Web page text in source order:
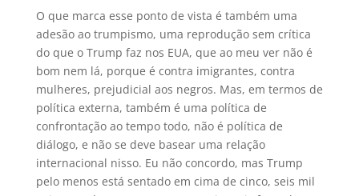
O que marca esse ponto de vista é também uma
adesão ao trumpismo, uma reprodução sem crítica
do que o Trump faz nos EUA, que ao meu ver não é
bom nem lá, porque é contra imigrantes, contra
mulheres, prejudicial aos negros. Mas, em termos de
política externa, também é uma política de
confrontação ao tempo todo, não é política de
diálogo, e não se deve basear uma relação
internacional nisso. Eu não concordo, mas Trump
pelo menos está sentado em cima de cinco, seis mil